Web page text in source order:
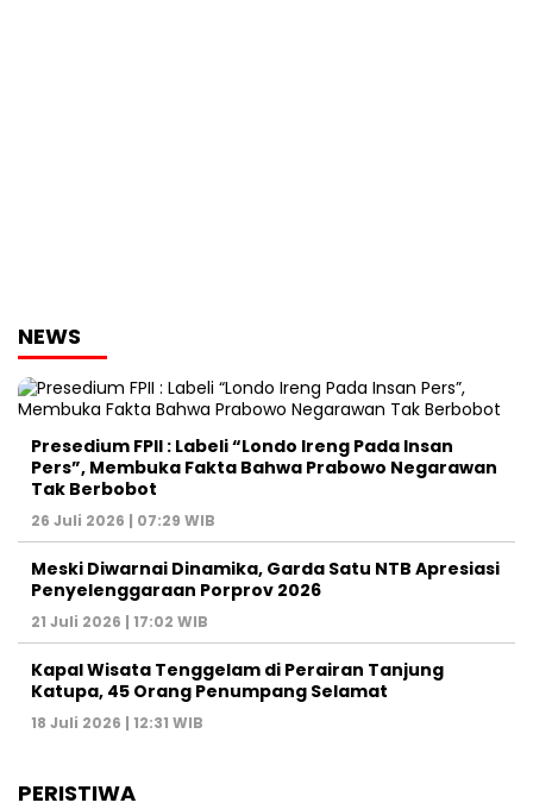
NEWS
Presedium FPII : Labeli “Londo Ireng Pada Insan
Pers”, Membuka Fakta Bahwa Prabowo Negarawan
Tak Berbobot
26 Juli 2026 | 07:29 WIB
Meski Diwarnai Dinamika, Garda Satu NTB Apresiasi
Penyelenggaraan Porprov 2026 ‎
21 Juli 2026 | 17:02 WIB
Kapal Wisata Tenggelam di Perairan Tanjung
Katupa, 45 Orang Penumpang Selamat
18 Juli 2026 | 12:31 WIB
PERISTIWA